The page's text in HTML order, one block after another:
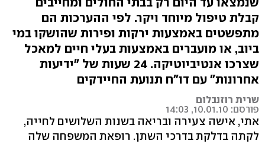
קבלת טיפול מיוחד ויקר. לפי ההערכות הם
מתפשטים באמצעות ירקות ופירות שהושקו במי
ביוב, או מועברים באמצעות בעלי חיים למאכל
שצרכו אנטיביוטיקה. 24 שעות של "ידיעות
אחרונות" עם דו"ח תנועת החיידקים
שרית רוזנבלום
פורסם: 10.01.10, 14:03
אתי, אישה צעירה ובריאה בשנות השלושים לחייה,
לקתה בדלקת בדרכי השתן. רופאת המשפחה שלה